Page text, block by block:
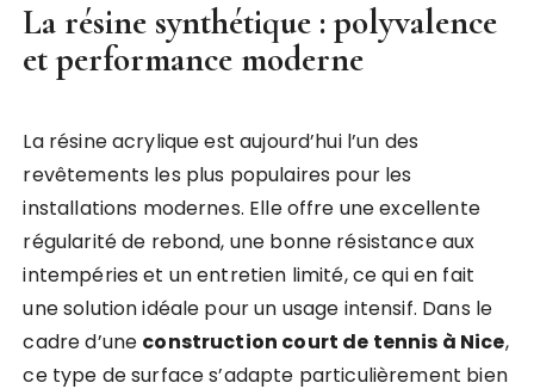
La résine synthétique : polyvalence
et performance moderne
La résine acrylique est aujourd’hui l’un des
revêtements les plus populaires pour les
installations modernes. Elle offre une excellente
régularité de rebond, une bonne résistance aux
intempéries et un entretien limité, ce qui en fait
une solution idéale pour un usage intensif. Dans le
cadre d’une construction court de tennis à Nice,
ce type de surface s’adapte particulièrement bien